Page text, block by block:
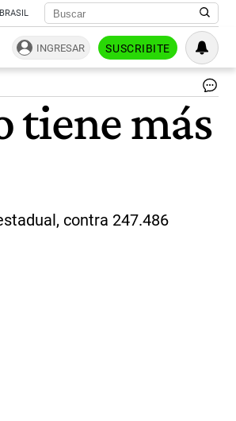
INGRESAR SUSCRIBITE
tiene más
contra 247.486